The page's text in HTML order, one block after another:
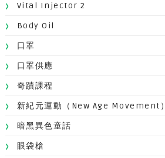
Vital Injector 2
Body Oil
口罩
口罩供應
奇蹟課程
新紀元運動（New Age Movement）
暗黑異色童話
眼袋槍